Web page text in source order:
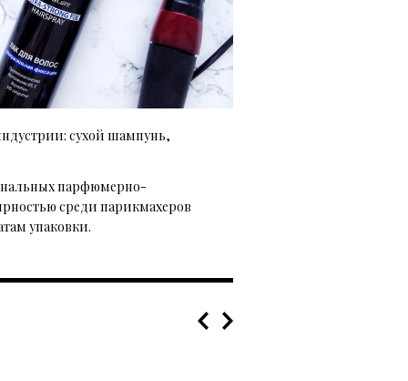
сухой шампунь,
парфюмерно-
среди парикмахеров
упаковки.